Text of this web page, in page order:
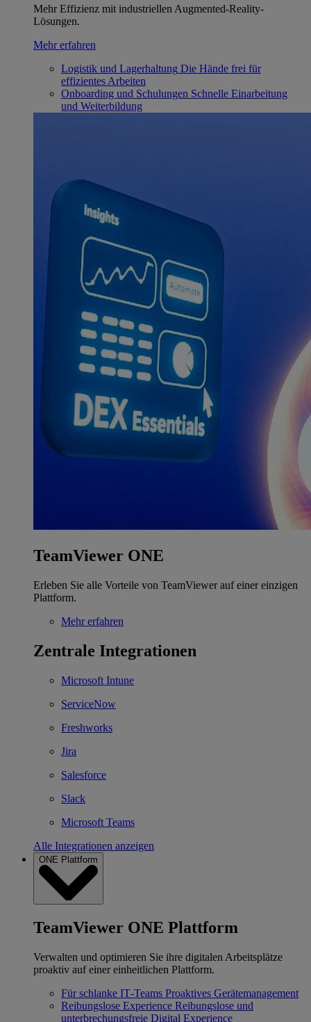
Mehr Effizienz mit industriellen Augmented-Reality-
Lösungen.
Mehr erfahren
Logistik und Lagerhaltung Die Hände frei für
effizientes Arbeiten
Onboarding und Schulungen Schnelle Einarbeitung
und Weiterbildung
TeamViewer ONE
Erleben Sie alle Vorteile von TeamViewer auf einer einzigen
Plattform.
Mehr erfahren
Zentrale Integrationen
Microsoft Intune
ServiceNow
Freshworks
Jira
Salesforce
Slack
Microsoft Teams
Alle Integrationen anzeigen
ONE Plattform
TeamViewer ONE Plattform
Verwalten und optimieren Sie ihre digitalen Arbeitsplätze
proaktiv auf einer einheitlichen Plattform.
Für schlanke IT‐Teams Proaktives Gerätemanagement
Reibungslose Experience Reibungslose und
unterbrechungsfreie Digital Experience